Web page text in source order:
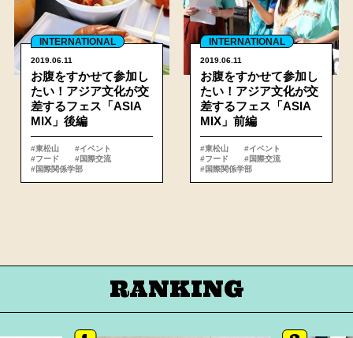
INTERNATIONAL
2019.06.11
お腹をすかせて参加し
たい！アジア文化が交
差するフェス「ASIA
MIX」後編
#東松山
#イベント
#フード
#国際交流
#国際関係学部
INTERNATIONAL
2019.06.11
お腹をすかせて参加し
たい！アジア文化が交
差するフェス「ASIA
MIX」前編
#東松山
#イベント
#フード
#国際交流
#国際関係学部
RANKING